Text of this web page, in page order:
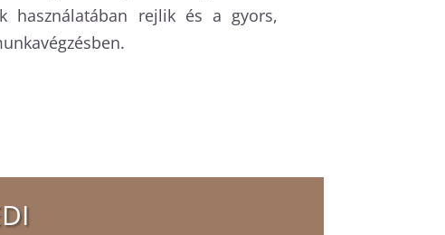
használatában rejlik és a gyors,